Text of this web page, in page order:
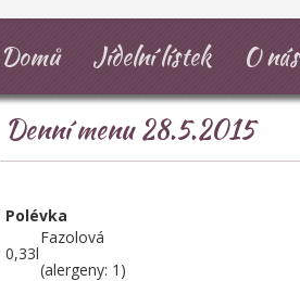
Domů Jídelní lístek O nás
Denní menu 28.5.2015
Polévka
0,33l
Fazolová
(alergeny: 1)